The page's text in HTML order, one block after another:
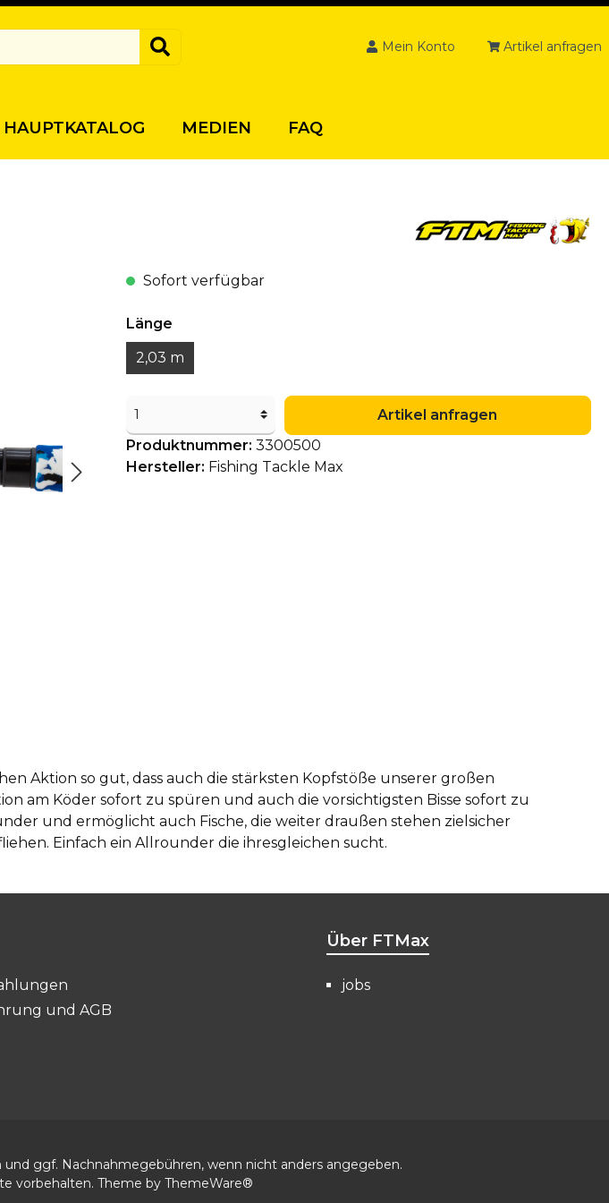
Mein Konto Artikel anfragen
HAUPTKATALOG MEDIEN FAQ
Sofort verfügbar
Länge
2,03 m
Artikel anfragen
Produktnummer: 3300500
Hersteller: Fishing Tackle Max
Aktion so gut, dass auch die stärksten Kopfstöße unserer großen
am Köder sofort zu spüren und auch die vorsichtigsten Bisse sofort zu
und ermöglicht auch Fische, die weiter draußen stehen zielsicher
Einfach ein Allrounder die ihresgleichen sucht.
und AGB
Über FTMax
jobs
und ggf. Nachnahmegebühren, wenn nicht anders angegeben.
vorbehalten. Theme by ThemeWare®